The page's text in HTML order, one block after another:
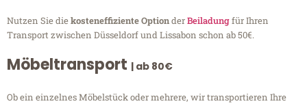
Nutzen Sie diekosteneffiziente OptionderBeiladungfür Ihren
Transport zwischen Düsseldorf und Lissabon schon ab 50€.
Möbeltransport | ab 80€
Ob ein einzelnes Möbelstück oder mehrere, wir transportieren Ihre